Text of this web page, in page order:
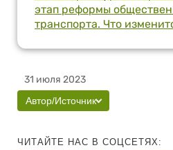
этап реформы
транспорта. Что
31 июля 2023
Автор/Источник
ЧИТАЙТЕ НАС В СОЦСЕТЯХ: